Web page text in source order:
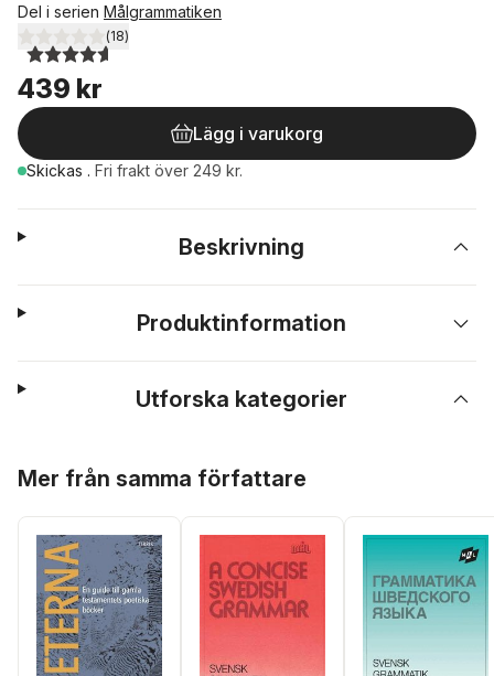
Del i serien Målgrammatiken
4,6utav 5 stjärnor. Totalt antal röster:
(18)
439 kr
Lägg i varukorg
Skickas . Fri frakt över 249 kr.
Beskrivning
Produktinformation
Utforska kategorier
Mer från samma författare